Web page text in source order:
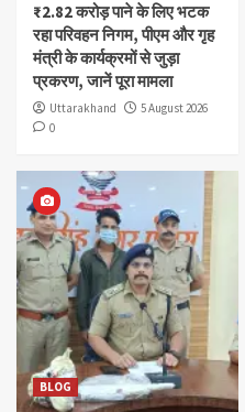
₹2.82 करोड़ पाने के लिए भटक
रहा परिवहन निगम, पीएम और गृह
मंत्री के कार्यक्रमों से जुड़ा
प्रकरण, जानें पूरा मामला
Uttarakhand
5 August 2026
0
BLOG